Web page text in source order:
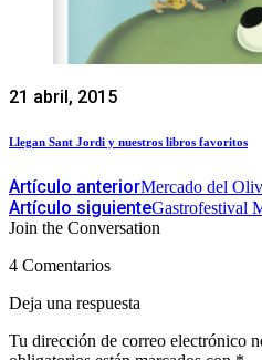
21 abril, 2015
Llegan Sant Jordi y nuestros libros favoritos
Artículo anteriorMercado del
Artículo siguienteGastrofestival
Join the Conversation
4 Comentarios
Deja una respuesta
Tu dirección de correo electrónico